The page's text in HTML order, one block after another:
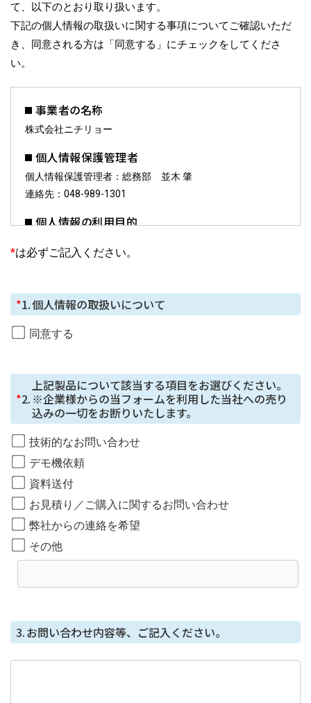
て、以下のとおり取り扱います。
下記の個人情報の取扱いに関する事項についてご確認いただ
き、同意される方は「同意する」にチェックをしてくださ
い。
事業者の名称
株式会社ニチリョー
個人情報保護管理者
個人情報保護管理者：総務部 並木 肇
連絡先：048-989-1301
個人情報の利用目的
す。
ご本⼈の同意がある場合または法令に基づく場合を除
ん。
個⼈情報の取り扱いを外部に委託する場合は、当社が規
定する個⼈情報管理基準を満たす企業を選定して委託を
⾏い、適切な取り扱いが⾏われるよう監督します。
取得した個⼈情報の開⽰等に応じる問合せ窓⼝
本⼈からの請求等により、当社が本件により取得した個
⼈情報の利⽤⽬的の通知・開⽰・内容の訂正・追加また
は削除・利⽤の停⽌・消去または第三者への提供の停
⽌、第三者提供記録の開⽰（「開⽰等」といいます。）
に応じます。
個人情報を与えることの任意性及び当該情報を
個⼈情報を取得する項⽬は、全てご本⼈によってご提供
いただくものです。
*は必ずご記入ください。
*1.個人情報の取扱いについて
同意する
*2.
上記製品について該当する項目をお選びください。
※企業様からの当フォームを利用した当社への売り
込みの一切をお断りいたします。
技術的なお問い合わせ
デモ機依頼
資料送付
お見積り／ご購入に関するお問い合わせ
弊社からの連絡を希望
その他
3.お問い合わせ内容等、ご記入ください。